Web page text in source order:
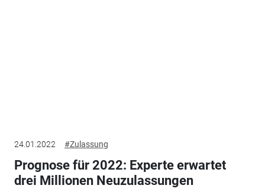
24.01.2022 #Zulassung
Prognose für 2022: Experte erwartet
drei Millionen Neuzulassungen